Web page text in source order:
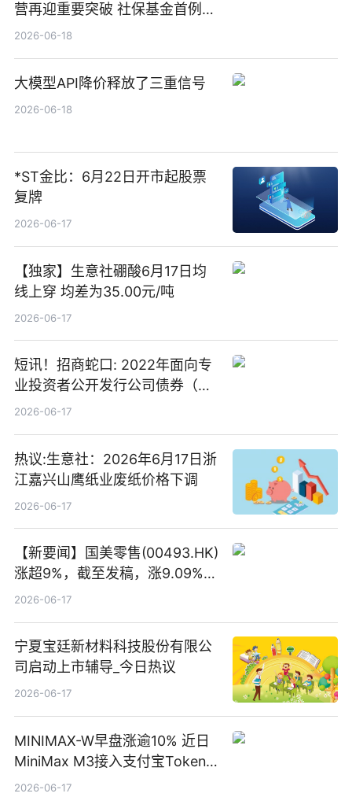
营再迎重要突破 社保基金首例期
货账户完成开立
2026-06-18
大模型API降价释放了三重信号
2026-06-18
*ST金比：6月22日开市起股票
复牌
2026-06-17
【独家】生意社硼酸6月17日均
线上穿 均差为35.00元/吨
2026-06-17
短讯！招商蛇口: 2022年面向专
业投资者公开发行公司债券（第
二期）（品种二）2026年付息公
2026-06-17
热议:生意社：2026年6月17日浙
江嘉兴山鹰纸业废纸价格下调
2026-06-17
【新要闻】国美零售(00493.HK)
涨超9%，截至发稿，涨9.09%，
报0.012港元，成交额37.26万港
2026-06-17
宁夏宝廷新材料科技股份有限公
司启动上市辅导_今日热议
2026-06-17
MINIMAX-W早盘涨逾10% 近日
MiniMax M3接入支付宝Token
Pay
2026-06-17